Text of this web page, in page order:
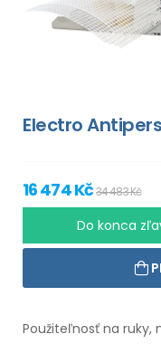
Electro
16 474 Kč34 483 Kč
Do konca
Použiteľnosť na ruky,